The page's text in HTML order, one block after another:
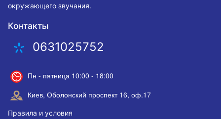
окружающего звучания.
Контакты
0631025752
Пн - пятница 10:00 - 18:00
Киев, Оболонский проспект 16, оф.17
Правила и условия